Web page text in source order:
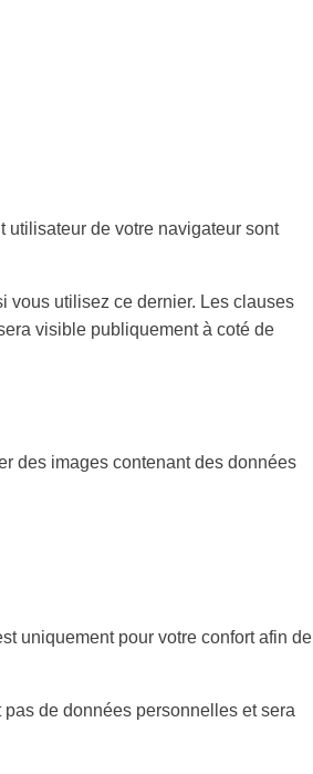
utilisateur de votre navigateur sont
vous utilisez ce dernier. Les clauses
visible publiquement à coté de
des images contenant des données
uniquement pour votre confort afin de
de données personnelles et sera